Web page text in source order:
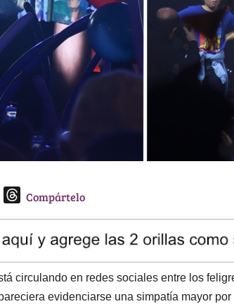
T
e
a
d
s
Compártelo
circulando en redes sociales entre los
evidenciarse una simpatía mayor